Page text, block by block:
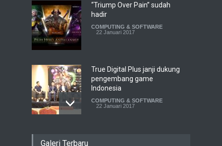
“Triump Over Pain” sudah
hadir
COMPUTING & SOFTWARE
22 Januari 2017
True Digital Plus janji dukung
pengembang game
Indonesia
COMPUTING & SOFTWARE
22 Januari 2017
Galeri Terbaru